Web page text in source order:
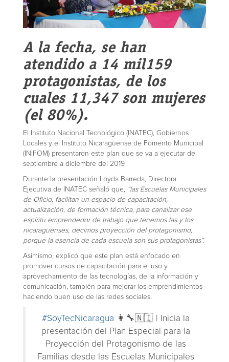
A la fecha, se han
atendido a 14 mil159
protagonistas, de los
cuales 11,347 son mujeres
(el 80%).
El Instituto Nacional Tecnológico (INATEC), Gobiernos
Locales y el Instituto Nicaragüense de Fomento Municipal
(INIFOM) presentaron este plan que se va a ejecutar de
septiembre a diciembre del 2019.
Durante la presentación Loyda Barreda, Directora
Ejecutiva de INATEC señaló que,
“las Escuelas Municipales
de Oficio, facilitan un espacio de capacitación,
actualización, de formación técnica, para canalizar ese
espíritu emprendedor de trabajo que tenemos las y los
nicaragüenses, decimos proyección del protagonismo,
porque la esencia de cada escuela son sus protagonistas”.
Asimismo, explicó que este plan está enfocado en
promover cursos de capacitación para el uso y
aprovechamiento de las tecnologías, de la información y
comunicación, también para mejorar los emprendimientos
haciendo buen uso de las redes sociales.
#SoyTecNicaragua 👩‍🔧🇳🇮 | Inicia la
presentación del Plan Especial para la
Proyección del Protagonismo de las
Familias desde las Escuelas Municipales